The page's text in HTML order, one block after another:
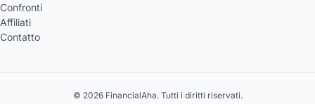
Confronti
Affiliati
Contatto
© 2026 FinancialAha. Tutti i diritti riservati.